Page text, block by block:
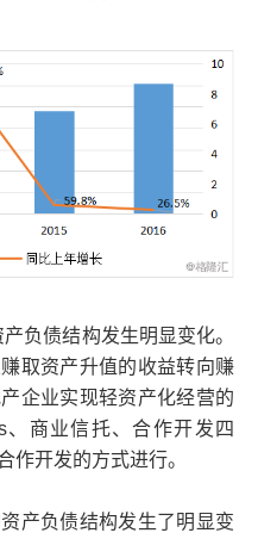
负债结构发生明显变化。
取资产升值的收益转向赚
企业实现轻资产化经营的
、商业信托、合作开发四
作开发的方式进行。
负债结构发生了明显变